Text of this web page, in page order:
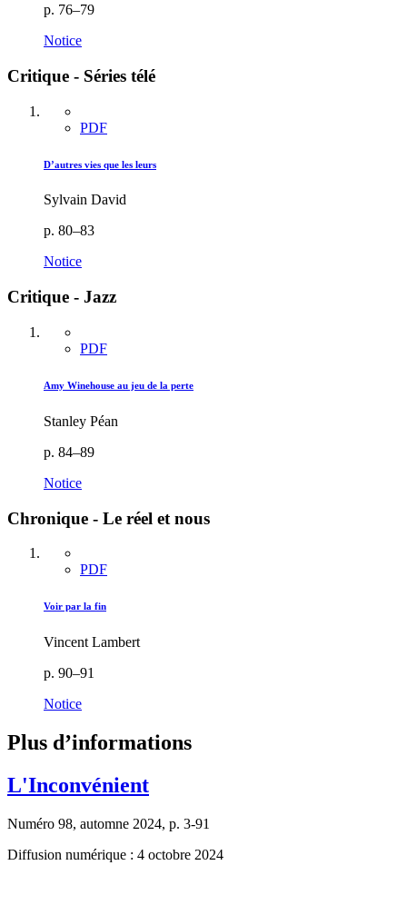
p. 76–79
Notice
Critique - Séries télé
PDF
D’autres vies que les leurs
Sylvain David
p. 80–83
Notice
Critique - Jazz
PDF
Amy Winehouse au jeu de la perte
Stanley Péan
p. 84–89
Notice
Chronique - Le réel et nous
PDF
Voir par la fin
Vincent Lambert
p. 90–91
Notice
Plus d’informations
L'Inconvénient
Numéro 98, automne 2024, p. 3-91
Diffusion numérique : 4 octobre 2024